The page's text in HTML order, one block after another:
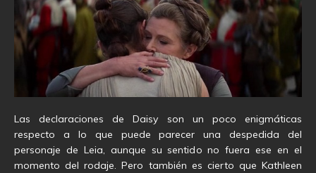
Las declaraciones de Daisy son un poco enigmáticas
respecto a lo que puede parecer una despedida del
personaje de Leia, aunque su sentido no fuera ese en el
momento del rodaje. Pero también es cierto que Kathleen